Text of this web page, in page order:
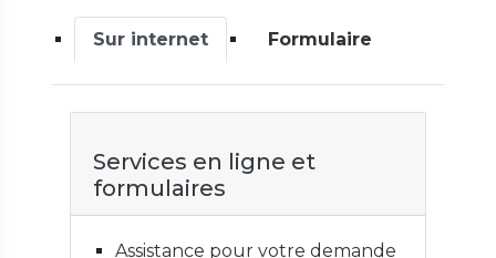
Sur internet Formulaire
Services en ligne et
formulaires
Assistance pour votre demande